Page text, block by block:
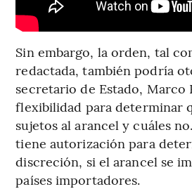
Sin embargo, la orden, tal
redactada, también podría
secretario de Estado, Marco
flexibilidad para determinar
sujetos al arancel y cuáles
tiene autorización para
discreción, si el arancel se
países importadores.